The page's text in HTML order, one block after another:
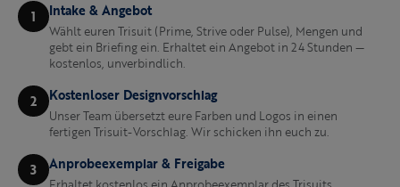
1 Intake & Angebot
Wählt euren Trisuit (Prime, Strive oder Pulse), Mengen und
gebt ein Briefing ein. Erhaltet ein Angebot in 24 Stunden —
kostenlos, unverbindlich.
2 Kostenloser Designvorschlag
Unser Team übersetzt eure Farben und Logos in einen
fertigen Trisuit-Vorschlag. Wir schicken ihn euch zu.
3 Anprobeexemplar & Freigabe